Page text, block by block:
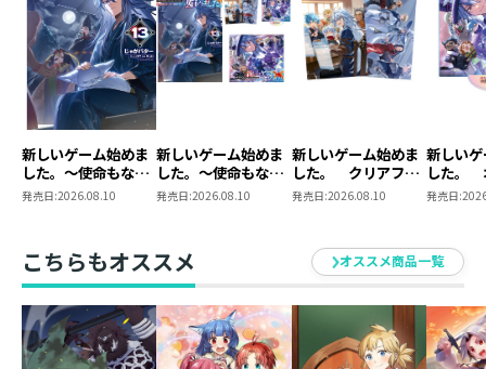
新しいゲーム始めま
した。～使命もない
のに最強です？～13
発売日:2026.08.10
新しいゲーム始めま
した。～使命もない
のに最強です？～
発売日:2026.08.10
新しいゲーム始めま
した。 クリアファ
イルセット
発売日:2026.08.10
新しい
した。
クリル
発売日:
こちらもオススメ オススメ商品一覧